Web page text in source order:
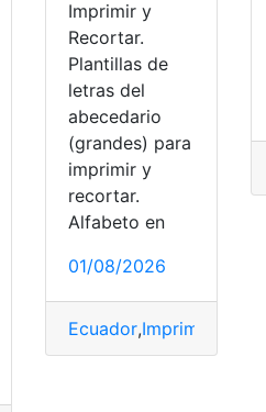
Ejercicios resueltos,PDF,
Imprimir y
Recortar.
Plantillas de
letras del
abecedario
(grandes) para
imprimir y
recortar.
Alfabeto en
01/08/2026
Ecuador,Imprimir